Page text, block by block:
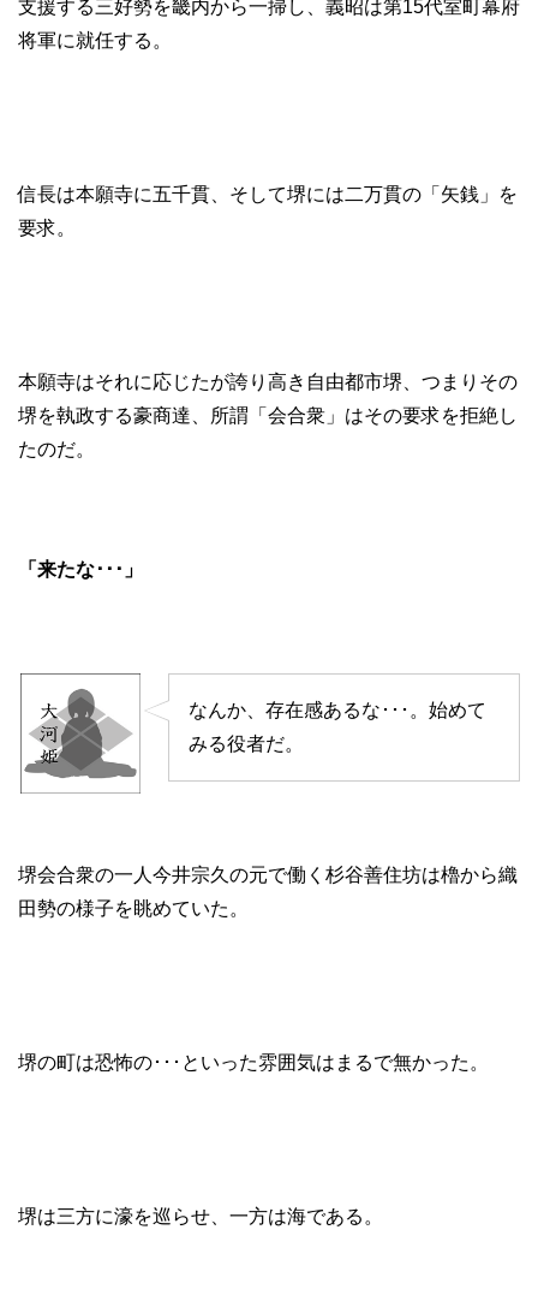
支援する三好勢を畿内から一掃し、義昭は第15代室町幕府
将軍に就任する。
信長は本願寺に五千貫、そして堺には二万貫の「矢銭」を
要求。
本願寺はそれに応じたが誇り高き自由都市堺、つまりその
堺を執政する豪商達、所謂「会合衆」はその要求を拒絶し
たのだ。
「来たな･･･」
なんか、存在感あるな･･･。始めて
みる役者だ。
堺会合衆の一人今井宗久の元で働く杉谷善住坊は櫓から織
田勢の様子を眺めていた。
堺の町は恐怖の･･･といった雰囲気はまるで無かった。
堺は三方に濠を巡らせ、一方は海である。